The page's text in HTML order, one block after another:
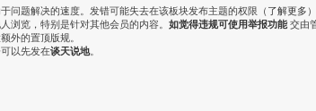
于问题解决的速度。发错可能失去在该板块发布主题的权限（ 了解更多 ）
浏览，特别是针对其他会员的内容。 如觉得违规可使用举报功能 交由
外的置顶版规。
以先发在谈天说地。